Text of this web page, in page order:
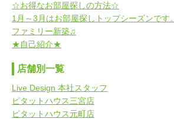
☆お得なお部屋探しの方法☆
1月～3月はお部屋探しトップシーズンです。
ファミリー新築♫
★自己紹介★
店舗別一覧
Live Design 本社スタッフ
ピタットハウス三宮店
ピタットハウス元町店